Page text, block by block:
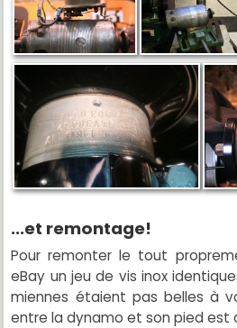
...et remontage!
Pour remonter le tout
eBay un jeu de vis inox
miennes étaient pas belles à
entre la dynamo et son pied est